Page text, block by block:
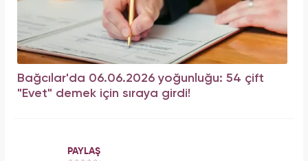
Bağcılar'da 06.06.2026 yoğunluğu: 54 çift
"Evet" demek için sıraya girdi!
PAYLAŞ